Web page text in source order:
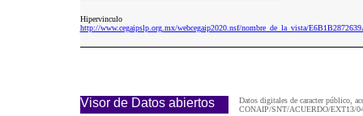
Hipervinculo
http://www.cegaipslp.org.mx/webcegaip2020.nsf/nombre_de_la_vista/
Visor de Datos abiertos
Datos digitales de caracter público,
CONAIP/SNT/ACUERDO/EXT13/